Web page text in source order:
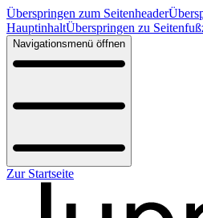
Überspringen zum Seitenheader
HauptinhaltÜberspringen zu
Navigationsmenü öffnen
Zur Startseite